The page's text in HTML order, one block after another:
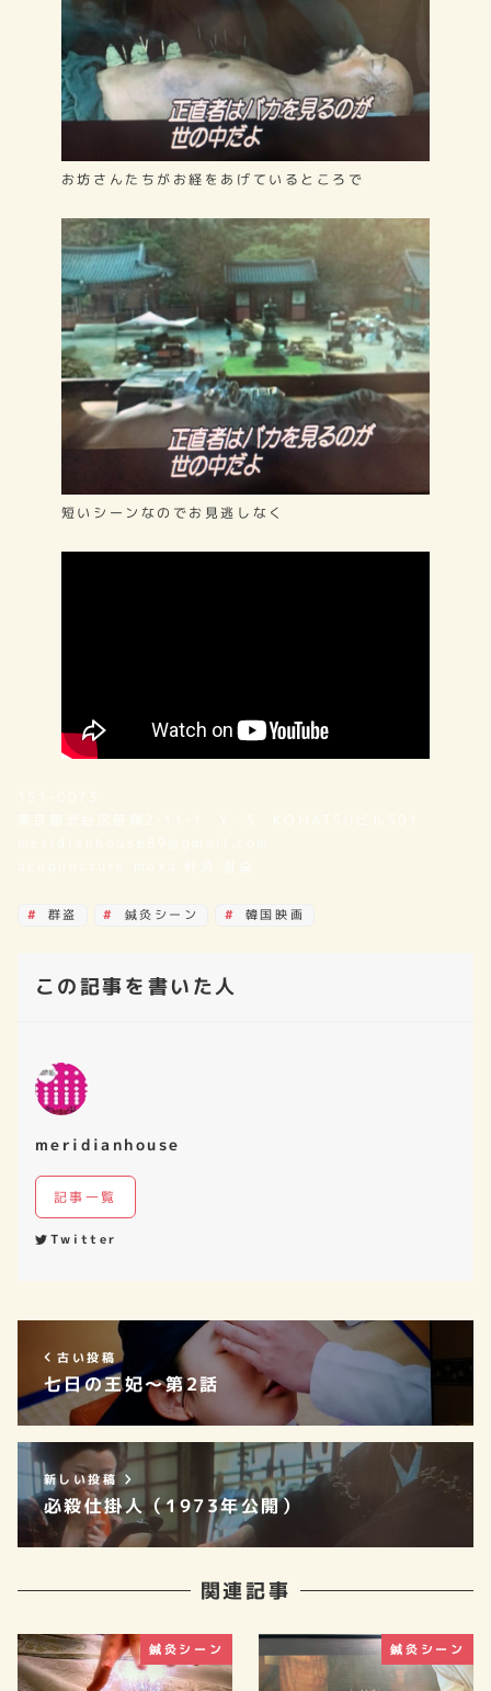
お坊さんたちがお経をあげているところで
短いシーンなのでお見逃しなく
群盗 鍼灸シーン 韓国映画
この記事を書いた人
meridianhouse
記事一覧
Twitter
古い投稿
七日の王妃～第2話
新しい投稿
必殺仕掛人（1973年公開）
関連記事
鍼灸シーン 鍼灸シーン